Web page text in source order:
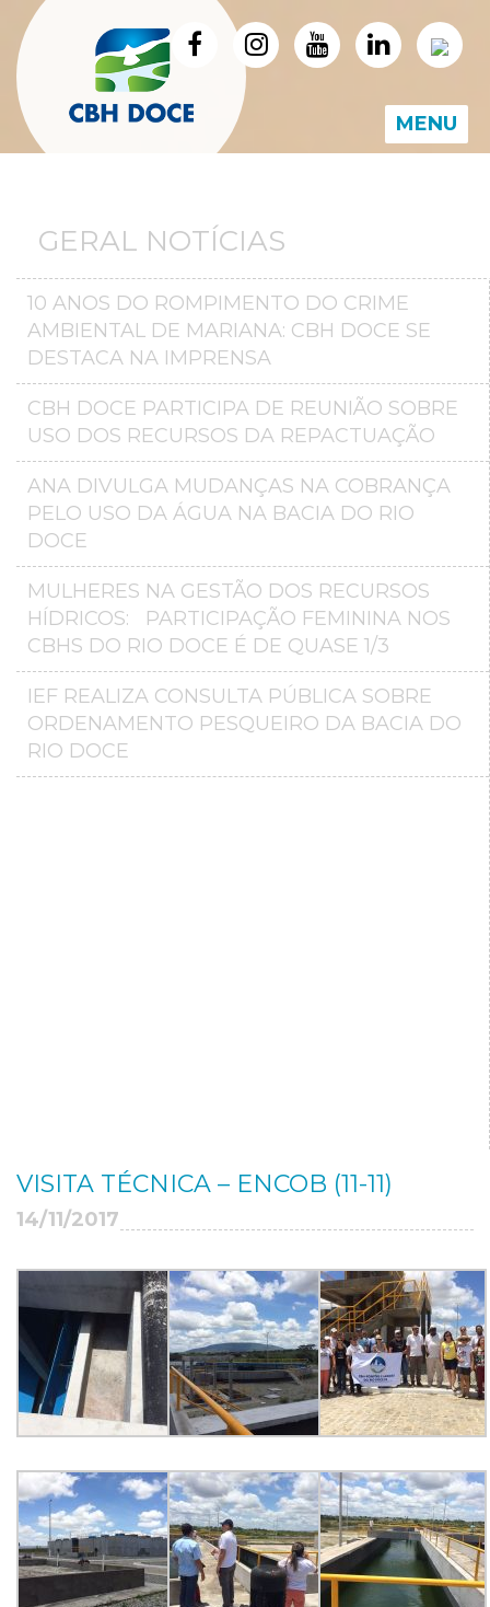
MENU
GERAL NOTÍCIAS
10 ANOS DO ROMPIMENTO DO CRIME
AMBIENTAL DE MARIANA: CBH DOCE SE
DESTACA NA IMPRENSA
CBH DOCE PARTICIPA DE REUNIÃO SOBRE
USO DOS RECURSOS DA REPACTUAÇÃO
ANA DIVULGA MUDANÇAS NA COBRANÇA
PELO USO DA ÁGUA NA BACIA DO RIO
DOCE
MULHERES NA GESTÃO DOS RECURSOS
HÍDRICOS: PARTICIPAÇÃO FEMININA NOS
CBHS DO RIO DOCE É DE QUASE 1/3
IEF REALIZA CONSULTA PÚBLICA SOBRE
ORDENAMENTO PESQUEIRO DA BACIA DO
RIO DOCE
VISITA TÉCNICA – ENCOB (11-11)
14/11/2017